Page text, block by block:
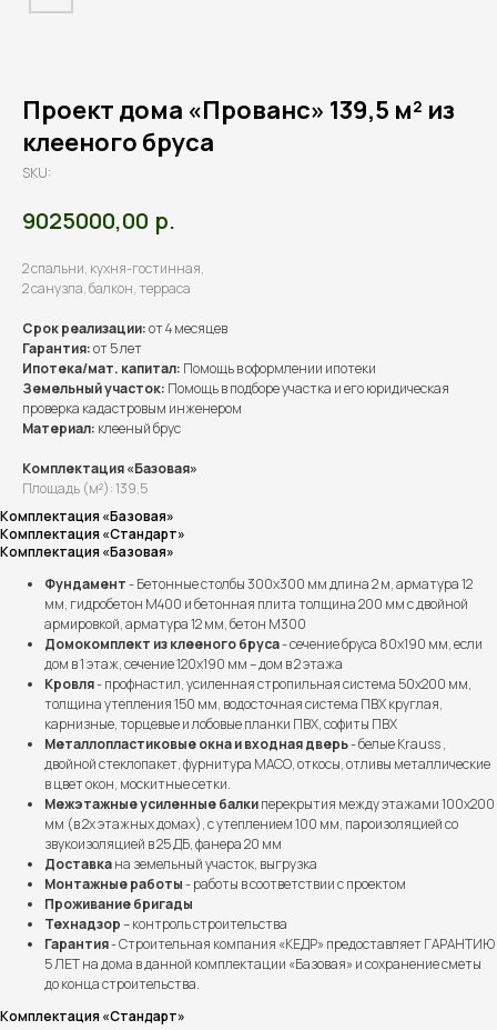
Проект дома «Прованс» 139,5 м² из
клееного бруса
SKU:
9025000,00 р.
2 спальни, кухня-гостинная,
2 санузла, балкон, терраса
Срок реализации:от 4 месяцев
Гарантия:от 5 лет
Ипотека/мат. капитал: Помощь в оформлении ипотеки
Земельный участок: Помощь в подборе участка и его юридическая
проверка кадастровым инженером
Материал: клееный брус
Комплектация «Базовая»
Площадь (м²): 139,5
Комплектация «Базовая»
Комплектация «Стандарт»
Комплектация «Базовая»
Фундамент- Бетонные столбы 300х300 мм длина 2 м, арматура 12
мм, гидробетон М400 и бетонная плита толщина 200 мм с двойной
армировкой, арматура 12 мм, бетон М300
Домокомплект из клееного бруса- сечение бруса 80х190 мм, если
дом в 1 этаж, сечение 120х190 мм – дом в 2 этажа
Кровля- профнастил, усиленная стропильная система 50х200 мм,
толщина утепления 150 мм, водосточная система ПВХ круглая,
карнизные, торцевые и лобовые планки ПВХ, софиты ПВХ
Металлопластиковые окна и входная дверь- белые Krauss ,
двойной стеклопакет, фурнитура МАСО, откосы, отливы металлические
в цвет окон, москитные сетки.
Межэтажные усиленные балкиперекрытия между этажами 100х200
мм (в 2х этажных домах), с утеплением 100 мм, пароизоляцией со
звукоизоляцией в 25 ДБ, фанера 20 мм
Доставкана земельный участок, выгрузка
Монтажные работы- работы в соответствии с проектом
Проживание бригады
Технадзор– контроль строительства
Гарантия- Строительная компания «КЕДР» предоставляет ГАРАНТИЮ
5 ЛЕТ на дома в данной комплектации «Базовая» и сохранение сметы
до конца строительства.
Комплектация «Стандарт»